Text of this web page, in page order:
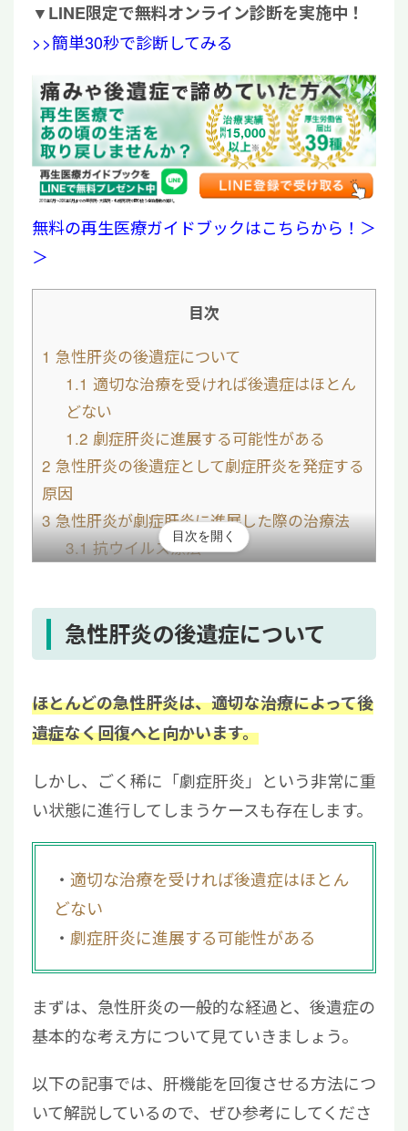
▼LINE限定で無料オンライン診断を実施中！
>>簡単30秒で診断してみる
15,000
2019年6月〜2026年6月までの東京院・大阪院・札幌院3院で取り扱う全治療数の累計。
無料の再生医療ガイドブックはこちらから！＞
＞
目次
1 急性肝炎の後遺症について
1.1 適切な治療を受ければ後遺症はほとん
どない
1.2 劇症肝炎に進展する可能性がある
2 急性肝炎の後遺症として劇症肝炎を発症する
原因
3急性肝炎が劇症肝炎に進展した際の治療法
3.1抗ウイルス療法
急性肝炎の後遺症についてよくある質問
4.1急性肝炎の予後は？
5急性肝炎の後遺症を防ぐには適切な治療を受
けることが重要
目次を開く
急性肝炎の後遺症について
ほとんどの急性肝炎は、適切な治療によって後
遺症なく回復へと向かいます。
しかし、ごく稀に「劇症肝炎」という非常に重
い状態に進行してしまうケースも存在します。
適切な治療を受ければ後遺症はほとん
どない
劇症肝炎に進展する可能性がある
まずは、急性肝炎の一般的な経過と、後遺症の
基本的な考え方について見ていきましょう。
以下の記事では、肝機能を回復させる方法につ
いて解説しているので、ぜひ参考にしてくださ